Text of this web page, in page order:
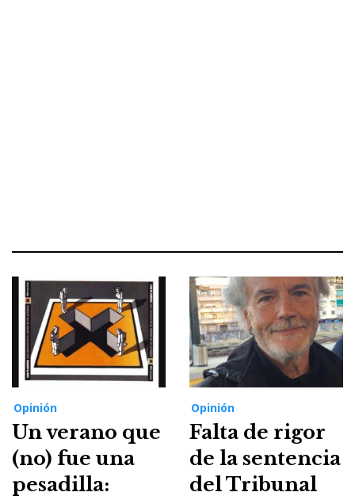
Opinión
Un verano que
(no) fue una
pesadilla:
Opinión
Falta de rigor
de la sentencia
del Tribunal